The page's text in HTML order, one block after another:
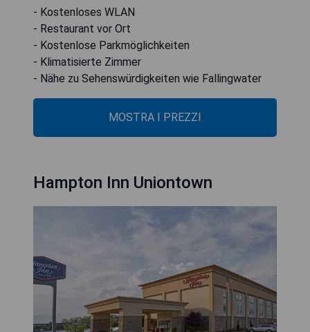
- Kostenloses WLAN
- Restaurant vor Ort
- Kostenlose Parkmöglichkeiten
- Klimatisierte Zimmer
- Nähe zu Sehenswürdigkeiten wie Fallingwater
MOSTRA I PREZZI
Hampton Inn Uniontown